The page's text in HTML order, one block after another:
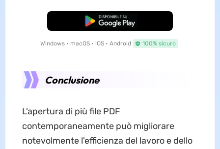
Download Gratis
Windows • macOS • iOS • Android 100% sicuro
Conclusione
L'apertura di più file PDF
contemporaneamente può migliorare
notevolmente l'efficienza del lavoro e dello